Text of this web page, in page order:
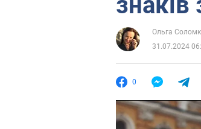
Ольга
31.07.2024
0